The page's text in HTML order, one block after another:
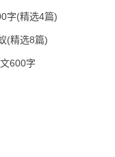
字(精选4篇)
(精选8篇)
600字